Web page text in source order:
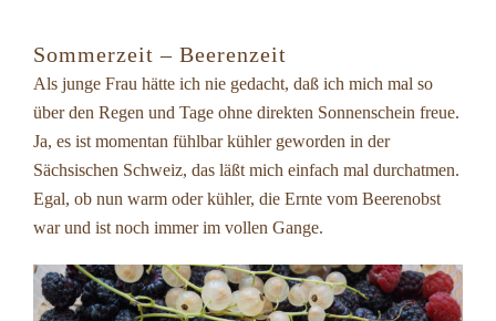
Sommerzeit – Beerenzeit
Als junge Frau hätte ich nie gedacht, daß ich mich mal so
über den Regen und Tage ohne direkten Sonnenschein freue.
Ja, es ist momentan fühlbar kühler geworden in der
Sächsischen Schweiz, das läßt mich einfach mal durchatmen.
Egal, ob nun warm oder kühler, die Ernte vom Beerenobst
war und ist noch immer im vollen Gange.